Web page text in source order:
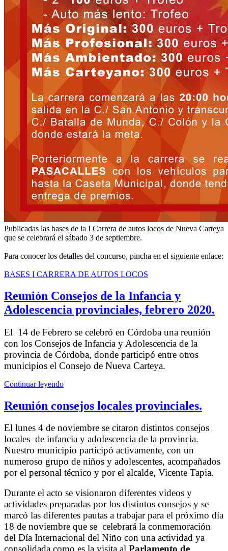
Publicadas las bases de la I Carrera de autos locos de Nueva Carteya
que se celebrará el sábado 3 de septiembre.
Para conocer los detalles del concurso, pincha en el siguiente enlace:
BASES I CARRERA DE AUTOS LOCOS
Reunión Consejos de la Infancia y
Adolescencia provinciales, febrero 2020.
El 14 de Febrero se celebró en Córdoba una reunión
con los Consejos de Infancia y Adolescencia de la
provincia de Córdoba, donde participó entre otros
municipios el Consejo de Nueva Carteya.
Continuar leyendo
Reunión consejos locales provinciales.
El lunes 4 de noviembre se citaron distintos consejos
locales de infancia y adolescencia de la provincia.
Nuestro municipio participó activamente, con un
numeroso grupo de niños y adolescentes, acompañados
por el personal técnico y por el alcalde, Vicente Tapia.
Durante el acto se visionaron diferentes videos y
actividades preparadas por los distintos consejos y se
marcó las diferentes pautas a trabajar para el próximo día
18 de noviembre que se celebrará la conmemoración
del Día Internacional del Niño con una actividad ya